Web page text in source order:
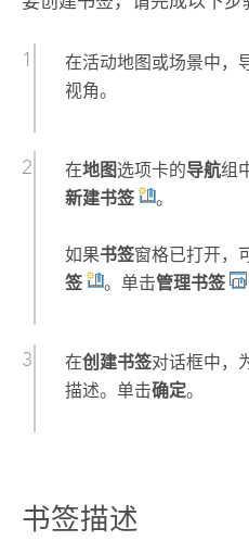
在活动地图或场景中，
视角。
在地图选项卡的导航组
新建书签
。
如果书签窗格已打开，
签
。单击管理书签
在创建书签对话框中，
描述。单击确定。
书签描述